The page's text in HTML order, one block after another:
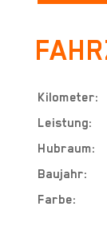
Kilometer:
Leistung:
Hubraum:
Baujahr:
Farbe: